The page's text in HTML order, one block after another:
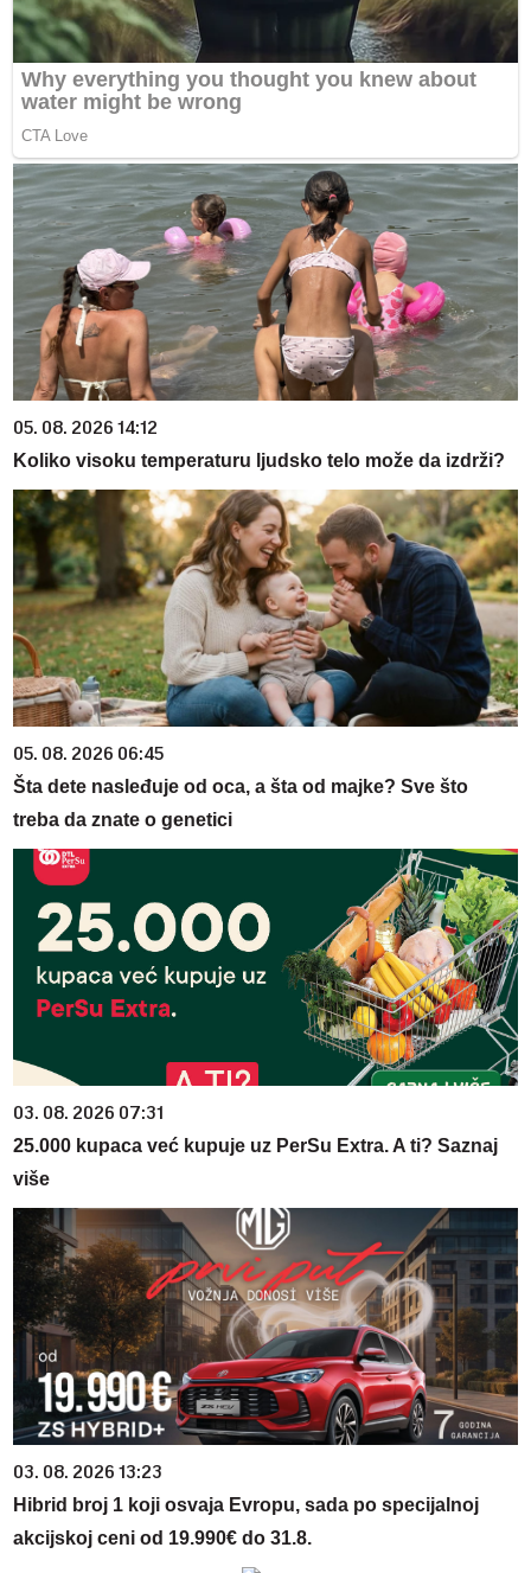
05. 08. 2026 14:12
Koliko visoku temperaturu ljudsko telo može da izdrži?
05. 08. 2026 06:45
Šta dete nasleđuje od oca, a šta od majke? Sve što
treba da znate o genetici
03. 08. 2026 07:31
25.000 kupaca već kupuje uz PerSu Extra. A ti? Saznaj
više
03. 08. 2026 13:23
Hibrid broj 1 koji osvaja Evropu, sada po specijalnoj
akcijskoj ceni od 19.990€ do 31.8.